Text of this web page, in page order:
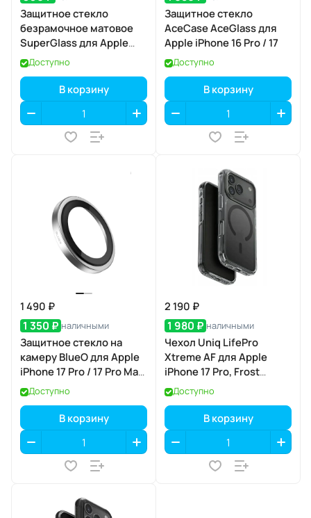
Защитное стекло
безрамочное матовое
SuperGlass для Apple
iPhone 17 Pro
Доступно
В корзину
Защитное стекло
AceCase AceGlass для
Apple iPhone 16 Pro / 17
Доступно
В корзину
1 490 ₽
1 350 ₽ наличными
Защитное стекло на
камеру BlueO для Apple
iPhone 17 Pro / 17 Pro Max,
Aluminium, 3 шт., Dark
Blue (тёмно-синий), с
аппликатором
Доступно
В корзину
2 190 ₽
1 980 ₽ наличными
Чехол Uniq LifePro
Xtreme AF для Apple
iPhone 17 Pro, Frost
Smoke (матовый
дымчатый), MagSafe
Доступно
В корзину